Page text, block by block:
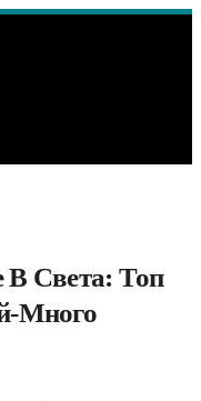
В Света: Топ
Много